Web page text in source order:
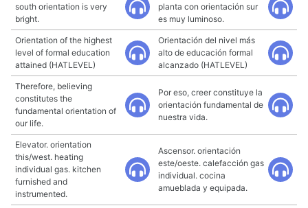
south orientation is very
bright.
planta con orientación sur
es muy luminoso.
Orientation of the highest
level of formal education
attained (HATLEVEL)
Orientación del nivel más
alto de educación formal
alcanzado (HATLEVEL)
Therefore, believing
constitutes the
fundamental orientation of
our life.
Por eso, creer constituye la
orientación fundamental de
nuestra vida.
Elevator. orientation
this/west. heating
individual gas. kitchen
furnished and
instrumented.
Ascensor. orientación
este/oeste. calefacción gas
individual. cocina
amueblada y equipada.